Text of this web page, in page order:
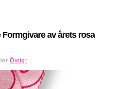
av årets rosa
Övrigt.